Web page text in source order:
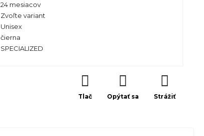
24 mesiacov
Zvoľte variant
Unisex
čierna
SPECIALIZED
Tlač Opýtať sa Strážiť